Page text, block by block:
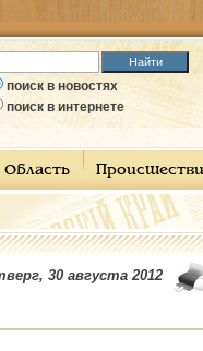
поиск в новостях
поиск в интернете
Область
30 августа 2012